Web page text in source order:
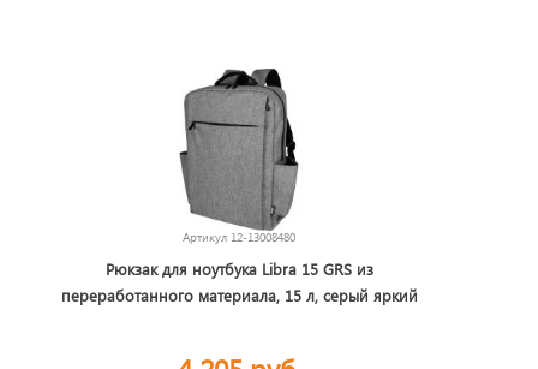
Артикул 12-13008480
Рюкзак для ноутбука Libra 15 GRS из
переработанного материала, 15 л, серый яркий